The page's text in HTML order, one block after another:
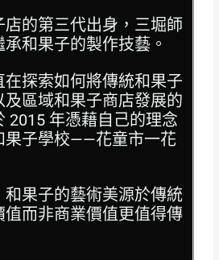
店的第三代出身，三堀師
和果子的製作技藝。
探索如何將傳統和果子
區域和果子商店發展的
2015 年憑藉自己的理念
果子學校——花童市一花
和果子的藝術美源於傳統
值而非商業價值更值得傳